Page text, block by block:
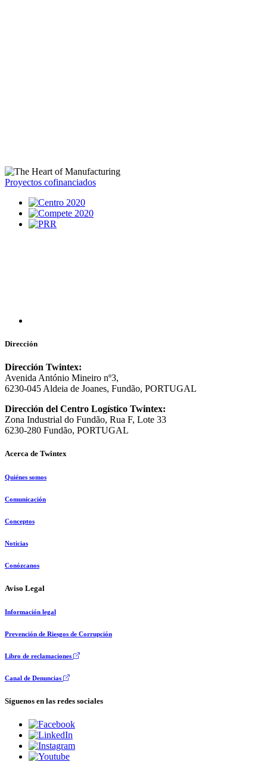
Proyectos cofinanciados
Dirección
Dirección Twintex:
Avenida António Mineiro nº3,
6230-045 Aldeia de Joanes, Fundão, PORTUGAL
Dirección del Centro Logístico Twintex:
Zona Industrial do Fundão, Rua F, Lote 33
6230-280 Fundão, PORTUGAL
Acerca de Twintex
Quiénes somos
Comunicación
Conceptos
Noticias
Conózcanos
Aviso Legal
Información legal
Prevención de Riesgos de Corrupción
Libro de reclamaciones
Canal de Denuncias
Síguenos en las redes sociales